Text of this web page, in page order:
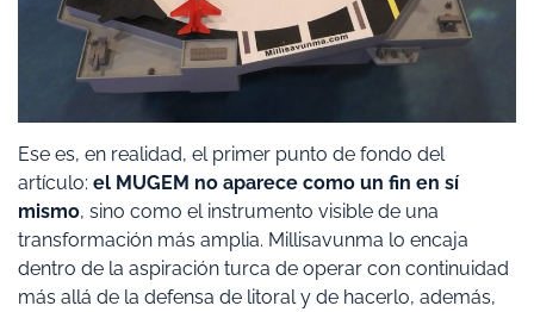
Ese es, en realidad, el primer punto de fondo del
artículo: el MUGEM no aparece como un fin en sí
mismo, sino como el instrumento visible de una
transformación más amplia. Millisavunma lo encaja
dentro de la aspiración turca de operar con continuidad
más allá de la defensa de litoral y de hacerlo, además,